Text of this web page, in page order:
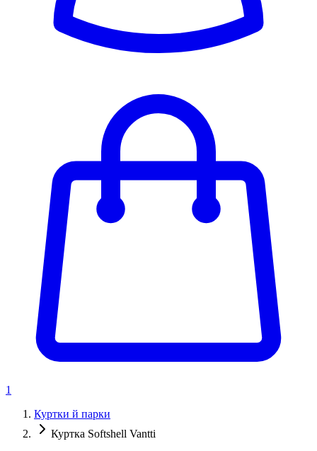
1
Куртки й парки
Куртка Softshell Vantti